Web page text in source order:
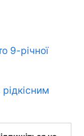
9-річної